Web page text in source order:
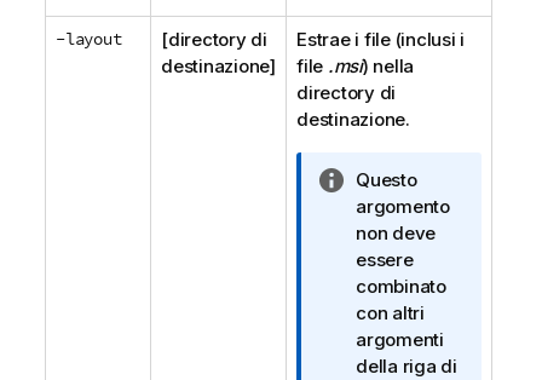
f
o
r
m
a
i
c
a
-layout
[directory di
destinazione]
Estrae i file (inclusi i
file .msi) nella
directory di
destinazione.
N
o
t
a
i
n
f
o
Questo
argomento
non deve
essere
combinato
con altri
argomenti
della riga di